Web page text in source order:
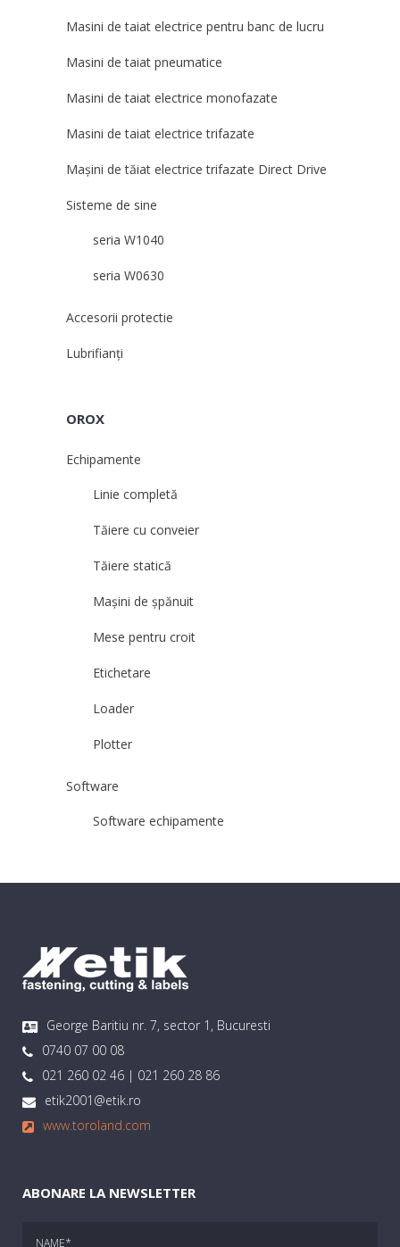
Masini de taiat electrice pentru banc de lucru
Masini de taiat pneumatice
Masini de taiat electrice monofazate
Masini de taiat electrice trifazate
Mașini de tăiat electrice trifazate Direct Drive
Sisteme de sine
seria W1040
seria W0630
Accesorii protectie
Lubrifianți
OROX
Echipamente
Linie completă
Tăiere cu conveier
Tăiere statică
Mașini de șpănuit
Mese pentru croit
Etichetare
Loader
Plotter
Software
Software echipamente
George Baritiu nr. 7, sector 1, Bucuresti
0740 07 00 08
021 260 02 46 | 021 260 28 86
etik2001@etik.ro
www.toroland.com
ABONARE LA NEWSLETTER